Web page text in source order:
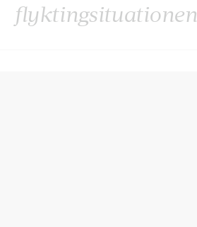
flyktingsituationen